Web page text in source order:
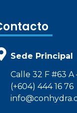
Sede Principal
Calle 32 F #63 A
(+604) 444 16 76